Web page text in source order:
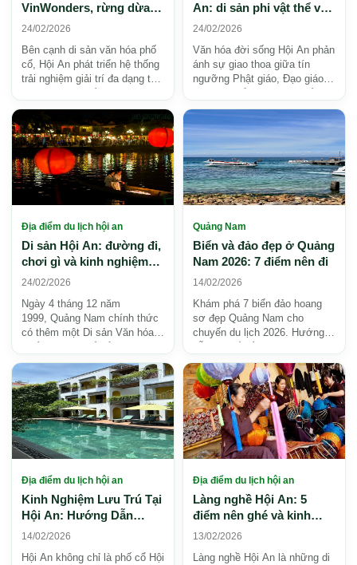
VinWonders, rừng dừa
và điểm check-in đẹp
24/02/2026
Bên cạnh di sản văn hóa phố
cổ, Hội An phát triển hệ thống
trải nghiệm giải trí đa dạng từ
(VinWonder...
An: di sản phi vật thể và
trải nghiệm bản địa 2026
24/02/2026
Văn hóa đời sống Hội An phản
ánh sự giao thoa giữa tín
ngưỡng Phật giáo, Đạo giáo,
thương cảng sôn...
Địa điểm du lịch hội an
Di sản Hội An: đường đi,
chơi gì và kinh nghiệm
khám phá 2026
24/02/2026
Ngày 4 tháng 12 năm
1999, Quảng Nam chính thức
có thêm một Di sản Văn hóa
An được UNESCO công nhận
là D...
Quảng Nam
Biển và đảo đẹp ở Quảng
Nam 2026: 7 điểm nên đi
14/02/2026
Khám phá 7 biển đảo hoang
sơ đẹp Quảng Nam cho
chuyến du lịch 2026. Hướng
đường biển yên bình, ít...
Địa điểm du lịch hội an
Kinh Nghiệm Lưu Trú Tại
Hội An: Hướng Dẫn
Chọn Chỗ Ở Hoàn Hảo
14/02/2026
Hội An không chỉ là phố cổ Hội
Địa điểm du lịch hội an
Làng nghề Hội An: 5
điểm nên ghé và kinh
nghiệm tham quan 2026
13/02/2026
Làng nghề Hội An là những di